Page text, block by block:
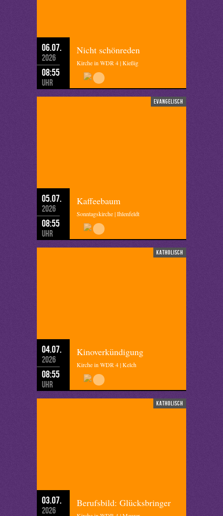
06.07.
2026
08:55
Uhr
Nicht schönreden
Kirche in WDR 4 | Kießig
evangelisch
05.07.
2026
08:55
Uhr
Kaffeebaum
Sonntagskirche | Ihlenfeldt
katholisch
04.07.
2026
08:55
Uhr
Kinoverkündigung
Kirche in WDR 4 | Kelch
katholisch
03.07.
2026
Berufsbild: Glücksbringer